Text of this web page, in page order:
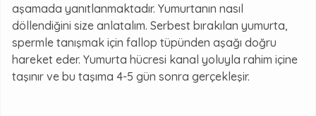
aşamada yanıtlanmaktadır. Yumurtanın nasıl
döllendiğini size anlatalım. Serbest bırakılan yumurta,
spermle tanışmak için fallop tüpünden aşağı doğru
hareket eder. Yumurta hücresi kanal yoluyla rahim içine
taşınır ve bu taşıma 4-5 gün sonra gerçekleşir.